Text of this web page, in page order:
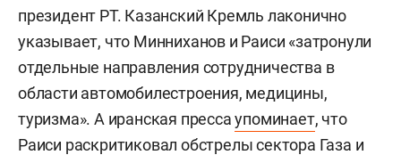
президент РТ. Казанский Кремль лаконично
указывает, что Минниханов и Раиси «затронули
отдельные направления сотрудничества в
области автомобилестроения, медицины,
туризма». А иранская прессаупоминает, что
Раиси раскритиковал обстрелы сектора Газа и